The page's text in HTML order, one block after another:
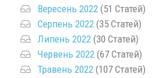
Вересень 2022 (51 Статей)
Серпень 2022 (35 Статей)
Липень 2022 (30 Статей)
Червень 2022 (67 Статей)
Травень 2022 (107 Статей)